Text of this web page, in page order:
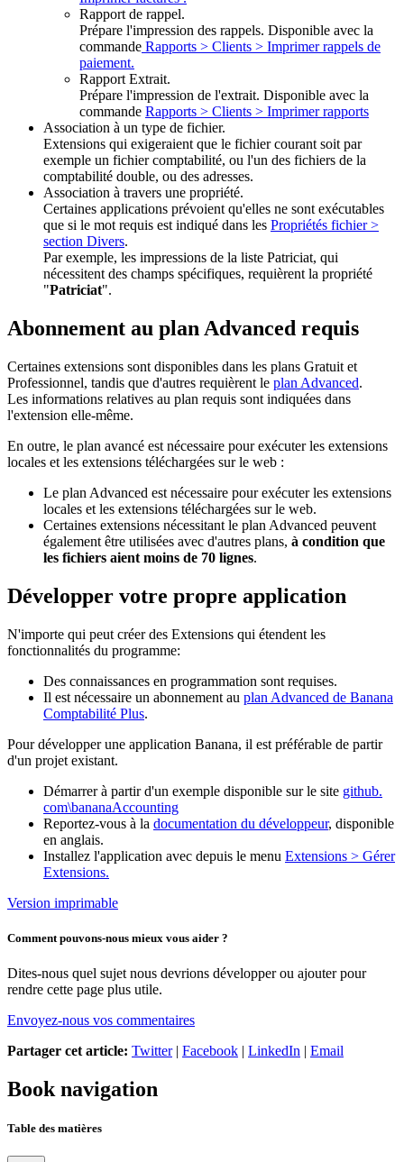
Rapport de rappel.
Prépare l'impression des rappels. Disponible avec la
commande Rapports > Clients > Imprimer rappels de
paiement.
Rapport Extrait.
Prépare l'impression de l'extrait. Disponible avec la
commande Rapports > Clients > Imprimer rapports
Association à un type de fichier.
Extensions qui exigeraient que le fichier courant soit par
exemple un fichier comptabilité, ou l'un des fichiers de la
comptabilité double, ou des adresses.
Association à travers une propriété.
Certaines applications prévoient qu'elles ne sont exécutables
que si le mot requis est indiqué dans les Propriétés fichier >
section Divers.
Par exemple, les impressions de la liste Patriciat, qui
nécessitent des champs spécifiques, requièrent la propriété
"Patriciat".
Abonnement au plan Advanced requis
Certaines extensions sont disponibles dans les plans Gratuit et
Professionnel, tandis que d'autres requièrent le plan Advanced.
Les informations relatives au plan requis sont indiquées dans
l'extension elle-même.
En outre, le plan avancé est nécessaire pour exécuter les extensions
locales et les extensions téléchargées sur le web :
Le plan Advanced est nécessaire pour exécuter les extensions
locales et les extensions téléchargées sur le web.
Certaines extensions nécessitant le plan Advanced peuvent
également être utilisées avec d'autres plans, à condition que
les fichiers aient moins de 70 lignes.
Développer votre propre application
N'importe qui peut créer des Extensions qui étendent les
fonctionnalités du programme:
Des connaissances en programmation sont requises.
Il est nécessaire un abonnement au plan Advanced de Banana
Comptabilité Plus.
Pour développer une application Banana, il est préférable de partir
d'un projet existant.
Démarrer à partir d'un exemple disponible sur le site github.
com\bananaAccounting
Reportez-vous à la documentation du développeur, disponible
en anglais.
Installez l'application avec depuis le menu Extensions > Gérer
Extensions.
Version imprimable
Comment pouvons-nous mieux vous aider ?
Dites-nous quel sujet nous devrions développer ou ajouter pour
rendre cette page plus utile.
Envoyez-nous vos commentaires
Partager cet article: Twitter| Facebook | LinkedIn | Email
Book navigation
Table des matières